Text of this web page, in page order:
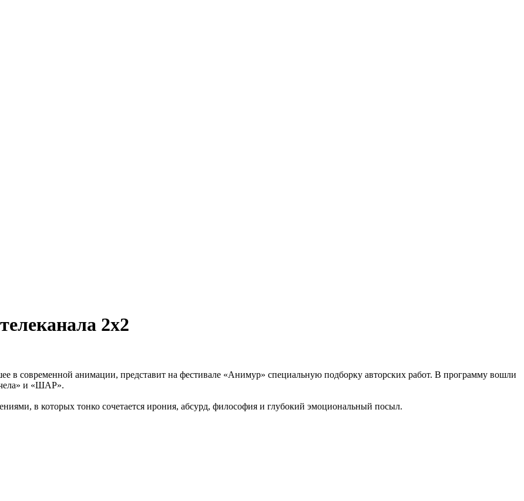
2х2
в современной анимации, представит на фестивале «Анимур» специальную подборку авторских работ. В программу вошли
и «ШАР».
в которых тонко сочетается ирония, абсурд, философия и глубокий эмоциональный посыл.